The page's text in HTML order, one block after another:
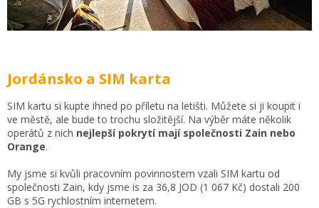
Jordánsko a SIM karta
SIM kartu si kupte ihned po příletu na letišti. Můžete si ji koupit i
ve městě, ale bude to trochu složitější. Na výběr máte několik
operátů z nich nejlepší pokrytí mají společnosti Zain nebo
Orange.
My jsme si kvůli pracovním povinnostem vzali SIM kartu od
společnosti Zain, kdy jsme is za 36,8 JOD (1 067 Kč) dostali 200
GB s 5G rychlostním internetem.